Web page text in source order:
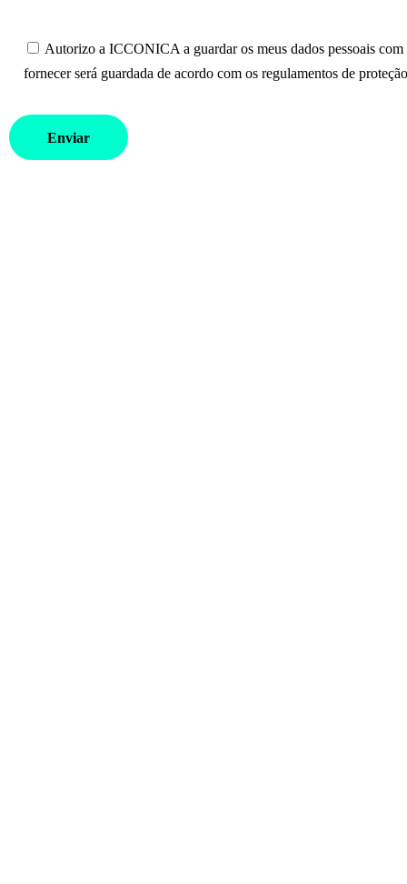
Autorizo a ICCONICA a guardar os meus dados pessoais
fornecer será guardada de acordo com os regulamentos de